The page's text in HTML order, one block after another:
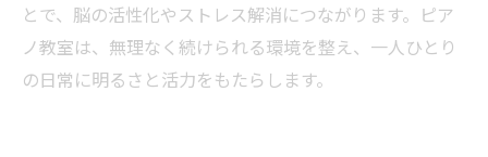
シニアに合ったピアノ教室が見つかる選び
方のコツ
ピアノ教室の先生との相性が満足度を左右
とで、脳の活性化やストレス解消につながります。ピア
ノ教室は、無理なく続けられる環境を整え、一人ひとり
の日常に明るさと活力をもたらします。